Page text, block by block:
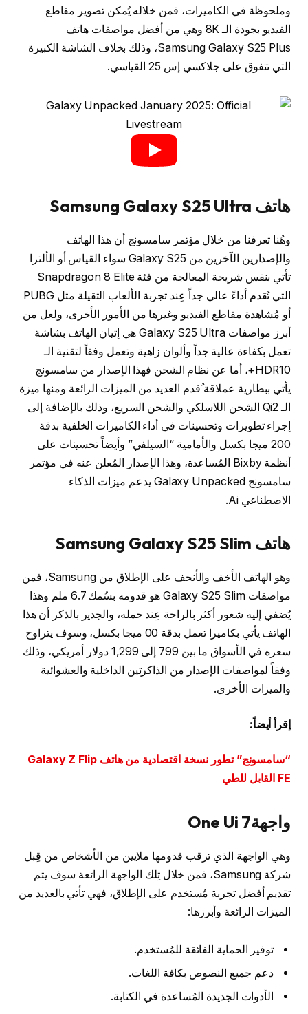
وملحوظة في الكاميرات، فمن خلاله يُمكن تصوير مقاطع
الفيديو بجودة الـ 8K وهي من أفضل مواصفات هاتف
Samsung Galaxy S25 Plus، وذلك بخلاف الشاشة الكبيرة
التي تتفوق على جلاكسي إس 25 القياسي.
هاتف Samsung Galaxy S25 Ultra
وهُنا تعرفنا من خلال مؤتمر سامسونج أن هذا الهاتف
والإصدارين الآخرين من Galaxy S25 سواء القياس أو الألترا
تأتي بنفس شريحة المعالجة من فئة Snapdragon 8 Elite
التي تُقدم أداءً عالي جداً عِند تجربة الألعاب الثقيلة مثل PUBG
أو مُشاهدة مقاطع الفيديو وغيرها من الأمور الأخرى، ولعل من
أبرز مواصفات Galaxy S25 Ultra هي إتيان الهاتف بشاشة
تعمل بكفاءة عالية جداً وألوان زاهية وتعمل وفقاً لتقنية الـ
HDR10+، أما عن نظام الشحن فهذا الإصدار من سامسونج
يأتي ببطارية عملاقة ُقدم العديد من الميزات الرائعة ومنها ميزة
الـ Qi2 الشحن اللاسلكي والشحن السريع، وذلك بالإضافة إلى
إجراء تطويرات وتحسينات في أداء الكاميرات الخلفية بدقة
200 ميجا بكسل والأمامية “السيلفي” وأيضاً تحسينات على
أنظمة Bixby المُساعدة، وهذا الإصدار المُعلن عنه في مؤتمر
سامسونج Galaxy Unpacked يدعم ميزات الذكاء
الاصطناعي Ai.
هاتف Samsung Galaxy S25 Slim
وهو الهاتف الأخف والأنحف على الإطلاق من Samsung، فمن
مواصفات Galaxy S25 Slim هو قدومه بسُمك 6.7 ملم وهذا
يُضفي إليه شعور أكثر بالراحة عِند حمله، والجدير بالذكر أن هذا
الهاتف يأتي بكاميرا تعمل بدقة 00 ميجا بكسل، وسوف يتراوح
سعره في الأسواق ما بين 799 إلى 1,299 دولار أمريكي، وذلك
وفقاً لمواصفات الإصدار من الذاكرتين الداخلية والعشوائية
والميزات الأخرى.
إقرأ أيضاً:
“سامسونج” تطور نسخة اقتصادية من هاتف Galaxy Z Flip
FE القابل للطي
واجهةOne Ui 7
وهي الواجهة الذي ترقب قدومها ملايين من الأشخاص من قِبل
شركة Samsung، فمن خلال تِلك الواجهة الرائعة سوف يتم
تقديم أفضل تجربة مُستخدم على الإطلاق، فهي تأتي بالعديد من
الميزات الرائعة وأبرزها:
توفير الحماية الفائقة للمُستخدم.
دعم جميع النصوص بكافة اللغات.
الأدوات الجديدة المُساعدة في الكتابة.